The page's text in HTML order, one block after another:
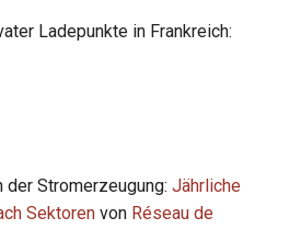
Ladepunkte in Frankreich:
Stromerzeugung: Jährliche
Sektoren von Réseau de